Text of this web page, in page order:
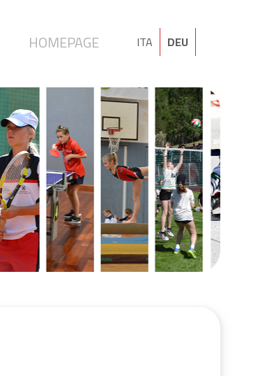
ITA DEU
HOMEPAGE